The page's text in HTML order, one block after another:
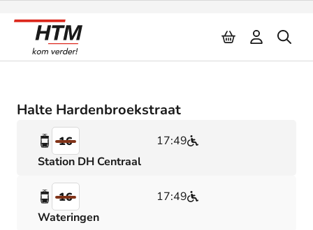
Halte Hardenbroekstraat
16
17:49
Station DH Centraal
16
17:49
Wateringen